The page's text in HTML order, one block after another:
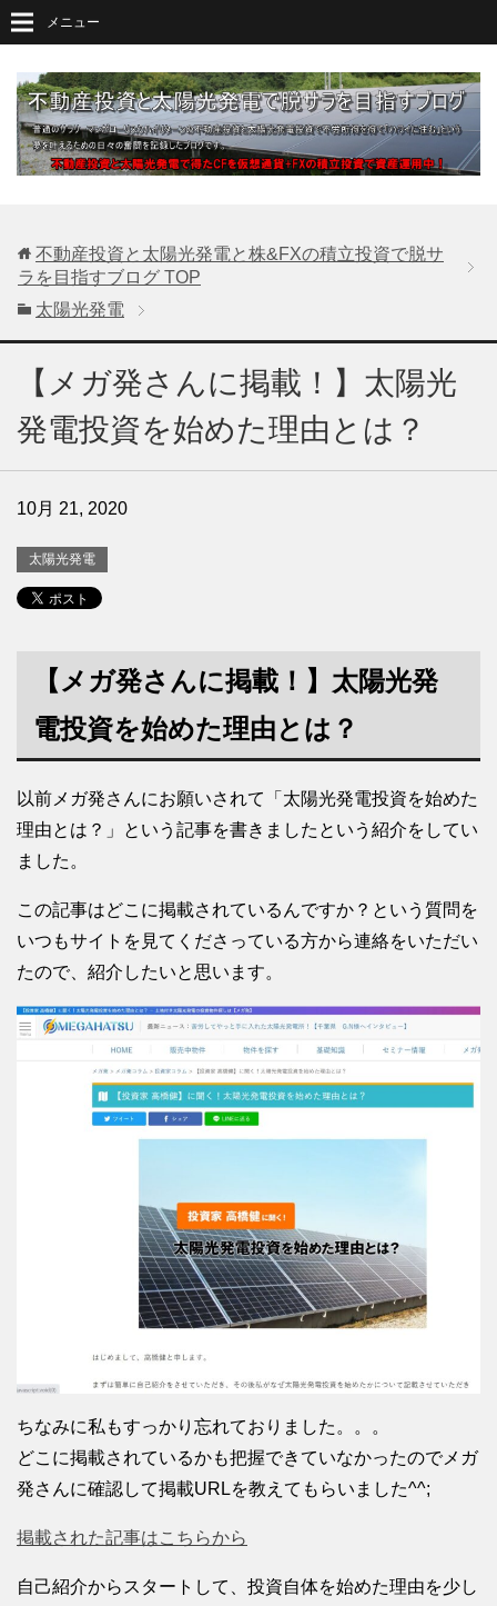
メニュー
不動産投資と太陽光発電と株&FXの積立投資で脱サ
ラを目指すブログ TOP
太陽光発電
【メガ発さんに掲載！】太陽光
発電投資を始めた理由とは？
10月 21, 2020
太陽光発電
【メガ発さんに掲載！】太陽光発
電投資を始めた理由とは？
以前メガ発さんにお願いされて「太陽光発電投資を始めた
理由とは？」という記事を書きましたという紹介をしてい
ました。
この記事はどこに掲載されているんですか？という質問を
いつもサイトを見てくださっている方から連絡をいただい
たので、紹介したいと思います。
ちなみに私もすっかり忘れておりました。。。
どこに掲載されているかも把握できていなかったのでメガ
発さんに確認して掲載URLを教えてもらいました^^;
掲載された記事はこちらから
自己紹介からスタートして、投資自体を始めた理由を少し